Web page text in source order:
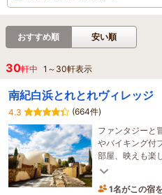
おすすめ順 安い順
30軒中 1 ～ 30軒表示
南紀白浜とれとれヴィレッジ
4.3
(664件)
ファンタジーと
やバイキング付
部屋、映えも楽
冒険がテーマの
1名がこの宿